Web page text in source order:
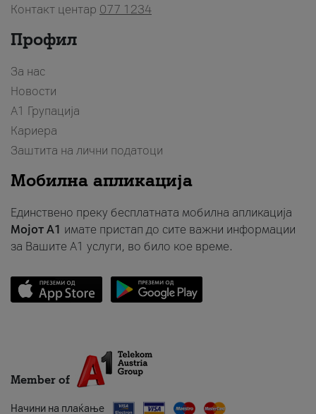
Контакт центар 077 1234
Профил
За нас
Новости
А1 Групација
Кариера
Заштита на лични податоци
Мобилна апликација
Единствено преку бесплатната мобилна апликација
Мојот A1 имате пристап до сите важни информации
за Вашите A1 услуги, во било кое време.
Member of
Начини на плаќање